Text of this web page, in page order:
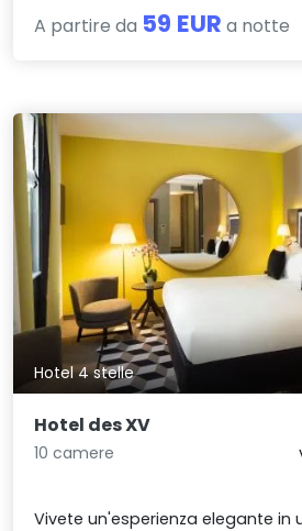
A partire da 59 EUR a notte
Hotel 4 stelle
Hotel des XV
10 camere
Vivete un'esperienza elegante in